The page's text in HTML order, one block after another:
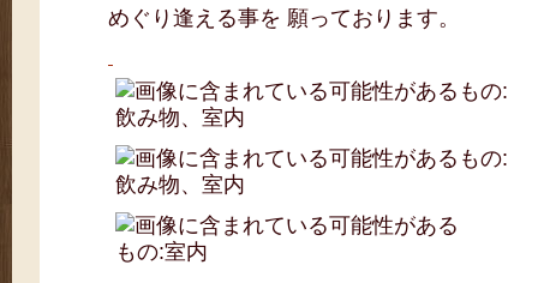
めぐり逢える事を 願っております。